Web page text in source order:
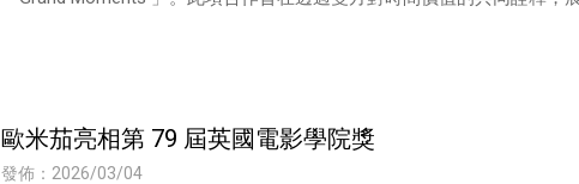
歐米茄亮相第 79 屆英國電影學院獎
發佈：2026/03/04